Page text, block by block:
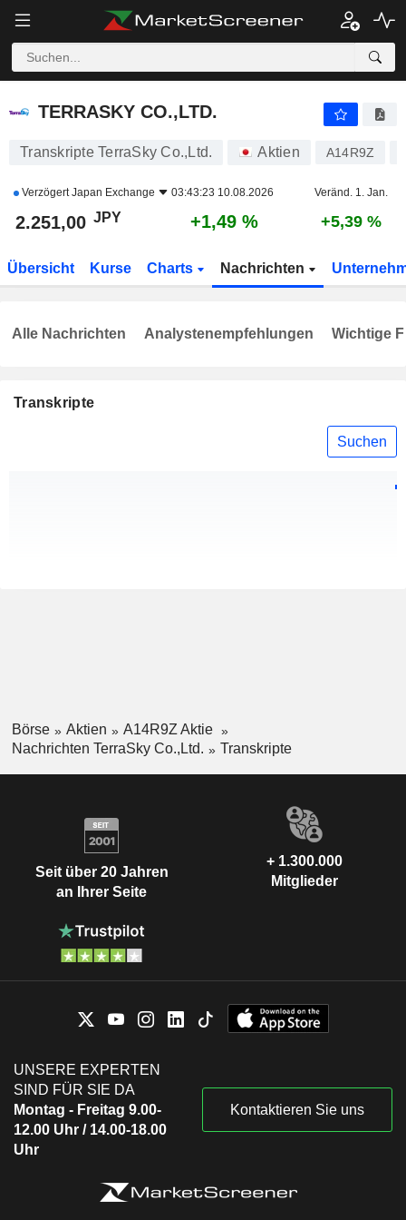
TERRASKY CO.,LTD.
TERRASKY CO.,LTD.
Transkripte TerraSky Co.,Ltd. Aktien A14R9Z
VerzögertJapan Exchange 03:43:23 10.08.2026 Veränd. 1. Jan.
2.251,00 JPY +1,49 % +5,39 %
Übersicht Kurse Charts Nachrichten
Transkripte
Suchen
Alle Nachrichten Analystenempfehlungen Wichtige
Börse Aktien
A14R9Z Aktie
Nachrichten TerraSky Co.,Ltd.
Transkripte
Seit über 20 Jahren
an Ihrer Seite
+ 1.300.000
Mitglieder
UNSERE EXPERTEN
SIND FÜR SIE DA
Montag - Freitag 9.00-
12.00 Uhr / 14.00-18.00
Uhr
Kontaktieren Sie uns